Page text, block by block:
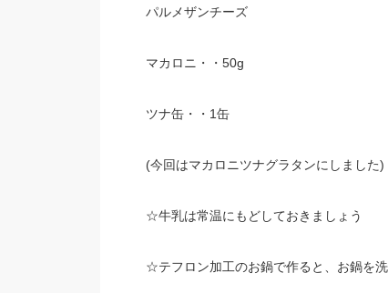
パルメザンチーズ
マカロニ・・50g
ツナ缶・・1缶
(今回はマカロニツナグラタンにしました)
☆牛乳は常温にもどしておきましょう
☆テフロン加工のお鍋で作ると、お鍋を